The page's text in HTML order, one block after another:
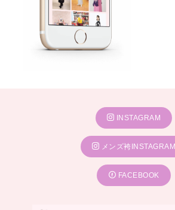
INSTAGRAM
メンズ袴INSTAGRAM
FACEBOOK